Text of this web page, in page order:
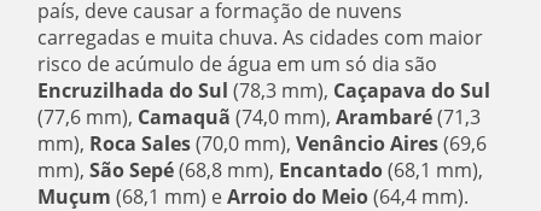
país, deve causar a formação de nuvens
carregadas e muita chuva. As cidades com maior
risco de acúmulo de água em um só dia são
Encruzilhada do Sul (78,3 mm), Caçapava do Sul
(77,6 mm), Camaquã (74,0 mm),Arambaré(71,3
mm), Roca Sales(70,0 mm),Venâncio Aires(69,6
mm),São Sepé(68,8 mm), Encantado(68,1 mm),
Muçum (68,1 mm) eArroio do Meio(64,4 mm).